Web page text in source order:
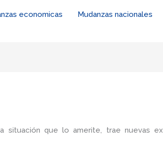
economicas Mudanzas nacionales
que lo amerite, trae nuevas